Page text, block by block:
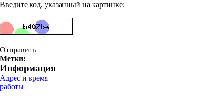
Введите код, указанный на картинке:
Отправить
Метки:
Информация
Адрес и время
работы